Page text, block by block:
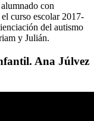
con
curso escolar 2017-
del autismo
y Julián.
Ana Júlvez